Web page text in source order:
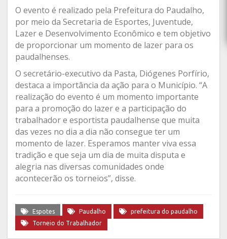
O evento é realizado pela Prefeitura do Paudalho,
por meio da Secretaria de Esportes, Juventude,
Lazer e Desenvolvimento Econômico e tem objetivo
de proporcionar um momento de lazer para os
paudalhenses.
O secretário-executivo da Pasta, Diógenes Porfírio,
destaca a importância da ação para o Município. “A
realização do evento é um momento importante
para a promoção do lazer e a participação do
trabalhador e esportista paudalhense que muita
das vezes no dia a dia não consegue ter um
momento de lazer. Esperamos manter viva essa
tradição e que seja um dia de muita disputa e
alegria nas diversas comunidades onde
acontecerão os torneios”, disse.
Espotes Paudalho
prefeitura do paudalho
Torneio do Trabalhador